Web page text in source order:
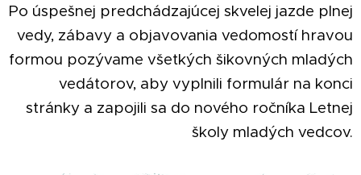
Po úspešnej predchádzajúcej skvelej jazde plnej
vedy, zábavy a objavovania vedomostí hravou
formou pozývame všetkých šikovných mladých
vedátorov, aby vyplnili formulár na konci
stránky a zapojili sa do nového ročníka Letnej
školy mladých vedcov.